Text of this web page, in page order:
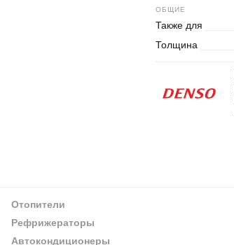
ОБЩИЕ
Также для
Толщина
Отопители
Рефрижераторы
Автокондиционеры